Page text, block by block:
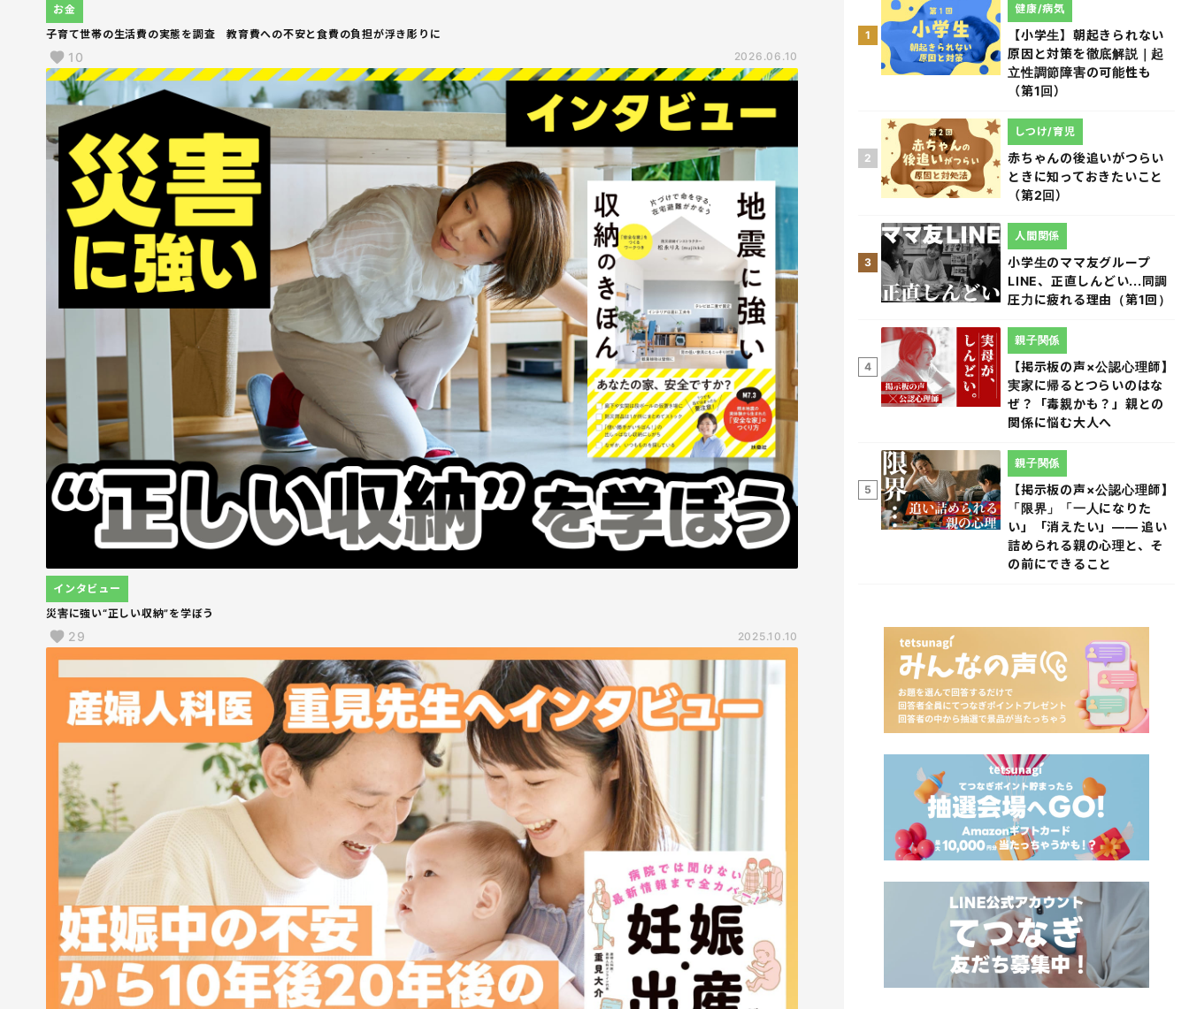
子育て世帯の生活費の実態を調査 教育費への不安と食費の負担が浮き彫りに
お金
10 2026.06.10
災害に強い“正しい収納”を学ぼう
インタビュー
29 2025.10.10
1
【小学生】朝起きられない
原因と対策を徹底解説｜起
立性調節障害の可能性も
（第1回）
健康/病気
2
赤ちゃんの後追いがつらい
ときに知っておきたいこと
（第2回）
しつけ/育児
3
小学生のママ友グループ
LINE、正直しんどい...同調
圧力に疲れる理由（第1回）
人間関係
4
【掲示板の声×公認心理師】
実家に帰るとつらいのはな
ぜ？「毒親かも？」親との
関係に悩む大人へ
親子関係
5
【掲示板の声×公認心理師】
「限界」「一人になりた
い」「消えたい」―― 追い
詰められる親の心理と、そ
の前にできること
親子関係